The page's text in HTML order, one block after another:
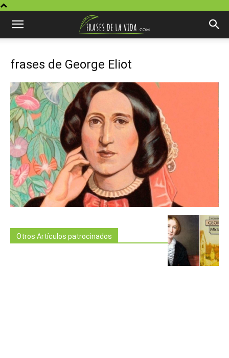
frases de George Eliot
Otros Artículos patrocinados